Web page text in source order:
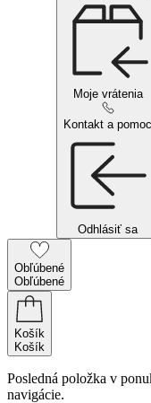
Moje vrátenia
Kontakt a pomoc
Odhlásiť sa
Obľúbené
Obľúbené
Košík
Košík
Posledná položka v
navigácie.